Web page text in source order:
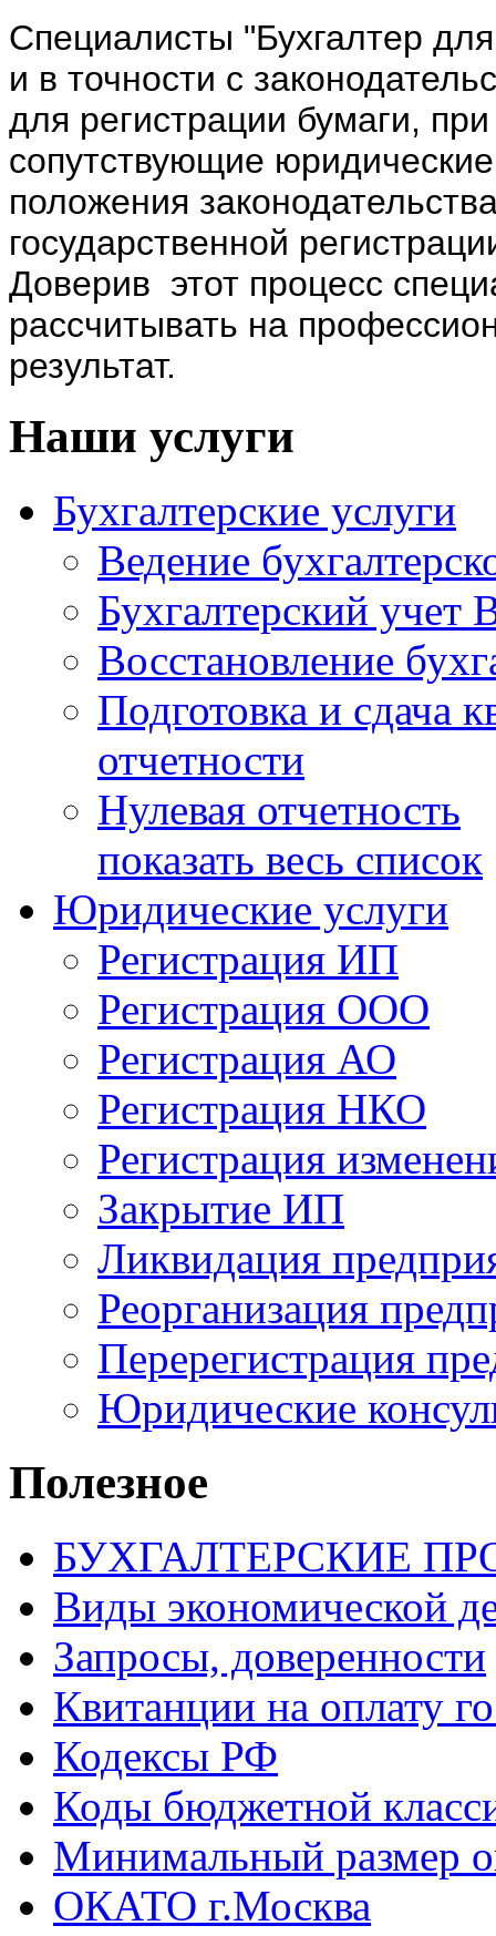
Специалисты "Бухгалтер
и в точности с
для регистрации бумаги,
сопутствующие
положения
государственной
Доверив этот процесс
рассчитывать на
результат.
Наши услуги
Бухгалтерские услуги
Ведение
Бухгалтерский учет
Восстановление
Подготовка и сдача
отчетности
Нулевая отчетность
показать весь список
Юридические услуги
Регистрация ИП
Регистрация ООО
Регистрация АО
Регистрация НКО
Регистрация
Закрытие ИП
Ликвидация
Реорганизация
Перерегистрация
Юридические
Полезное
БУХГАЛТЕРСКИЕ
Виды экономической
Запросы, доверенности
Квитанции на оплату
Кодексы РФ
Коды бюджетной
Минимальный размер
ОКАТО г.Москва